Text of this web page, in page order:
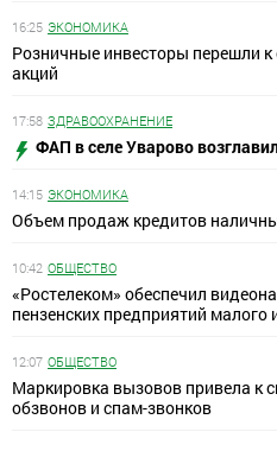
16:25 ЭКОНОМИКА
Розничные инвесторы перешли
акций
17:58 ЗДРАВООХРАНЕНИЕ
ФАП в селе Уварово
14:15 ЭКОНОМИКА
Объем продаж кредитов
10:42 ОБЩЕСТВО
«Ростелеком» обеспечил
пензенских предприятий малого
12:07 ОБЩЕСТВО
Маркировка вызовов привела к
обзвонов и спам-звонков